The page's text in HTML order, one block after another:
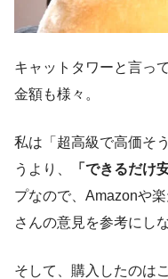
キャットタワーと言っ
金額も様々。
私は「超高級で高価そ
うより、
「できるだけ
プなので、Amazonや
さんの意見を参考にし
そして、購入したのは